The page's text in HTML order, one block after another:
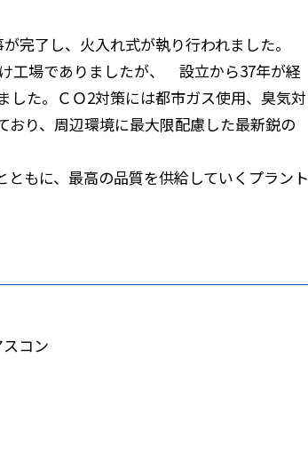
完了し、火入れ式が執り行われました。
工場でありましたが、 設立から37年が経
た。ＣＯ2対策には都市ガス使用、臭気対
り、周辺環境に最大限配慮した最新鋭の
もに、最高の品質を供給していくプラント
コン